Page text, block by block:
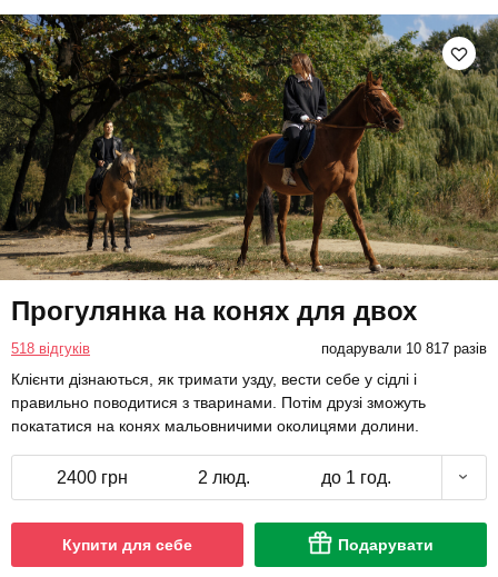
Прогулянка на конях для двох
518 відгуків подарували 10 817 разів
Клієнти дізнаються, як тримати узду, вести себе у сідлі і
правильно поводитися з тваринами. Потім друзі зможуть
покататися на конях мальовничими околицями долини.
2400 грн 2 люд. до 1 год.
Купити для себе Подарувати